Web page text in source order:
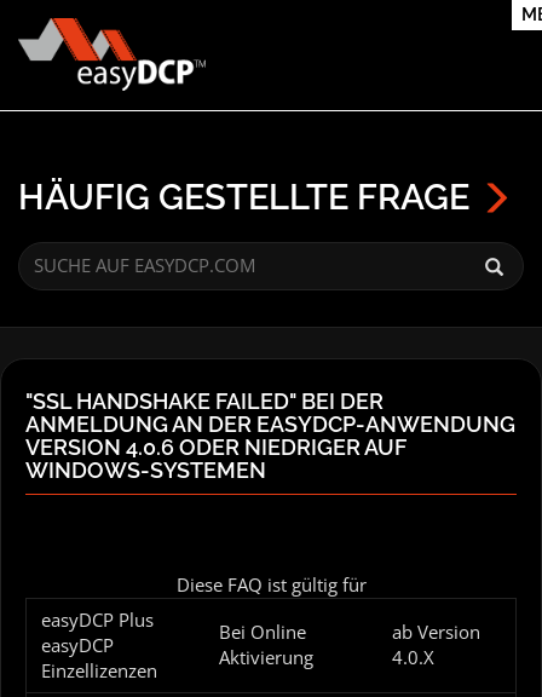
HÄUFIG GESTELLTE FRAGE
"SSL HANDSHAKE FAILED" BEI DER
ANMELDUNG AN DER EASYDCP-ANWENDUNG
VERSION 4.0.6 ODER NIEDRIGER AUF
WINDOWS-SYSTEMEN
Diese FAQ ist gültig für
easyDCP Plus
easyDCP
Einzellizenzen
Bei Online
Aktivierung
ab Version
4.0.X